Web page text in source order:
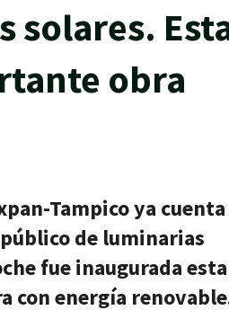
solares.
obra
Tampico ya cuenta
de luminarias
fue inaugurada esta
con energía